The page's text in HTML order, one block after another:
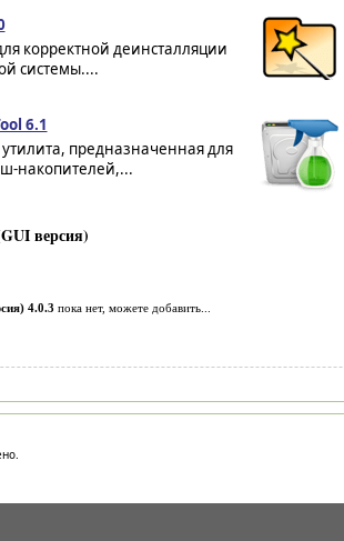
корректной деинсталляции
системы....
6.1
предназначенная для
накопителей,...
версия)
4.0.3 пока нет, можете добавить...